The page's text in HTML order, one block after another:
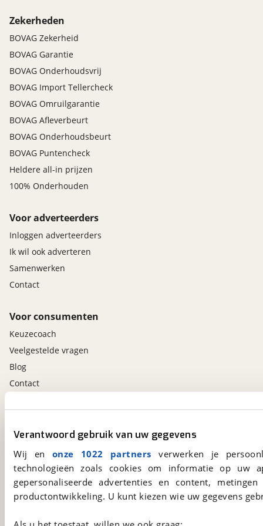
Verantwoord gebruik van uw gegevens
Wij en onze 1022 partners verwerken je
technologieën zoals cookies om informatie op
gepersonaliseerde advertenties en content,
productontwikkeling. U kunt kiezen wie uw gegevens
Zekerheden
BOVAG Zekerheid
BOVAG Garantie
BOVAG Onderhoudsvrij
BOVAG Import Tellercheck
BOVAG Omruilgarantie
BOVAG Afleverbeurt
BOVAG Onderhoudsbeurt
BOVAG Puntencheck
Heldere all-in prijzen
100% Onderhouden
Voor adverteerders
Inloggen adverteerders
Ik wil ook adverteren
Samenwerken
Contact
Voor consumenten
Keuzecoach
Veelgestelde vragen
Blog
Contact
viaBOVAG.nl
3981 AJ
Bunnik
Altijd het meest recente aanbod bij de hand.
Download 'm nu.